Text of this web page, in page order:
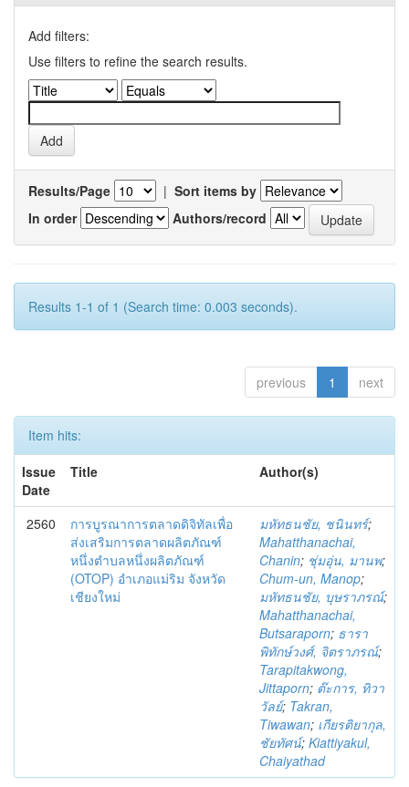
Add filters:
Use filters to refine the search results.
Results/Page | Sort items by
In order
Authors/record
Results 1-1 of 1 (Search time: 0.003 seconds).
previous 1 next
Item hits:
Issue
Date
Title Author(s)
2560
การบูรณาการตลาดดิจิทัลเพื่อ
ส่งเสริมการตลาดผลิตภัณฑ์
หนึ่งตำบลหนึ่งผลิตภัณฑ์
(OTOP) อำเภอแม่ริม จังหวัด
เชียงใหม่
มหัทธนชัย, ชนินทร์;
Mahatthanachai,
Chanin; ชุ่มอุ่น, มานพ;
Chum-un, Manop;
มหัทธนชัย, บุษราภรณ์;
Mahatthanachai,
Butsaraporn; ธารา
พิทักษ์วงศ์, จิตราภรณ์;
Tarapitakwong,
Jittaporn; ต๊ะการ, ทิวา
วัลย์; Takran,
Tiwawan; เกียรติยากุล,
ชัยทัศน์; Kiattiyakul,
Chaiyathad